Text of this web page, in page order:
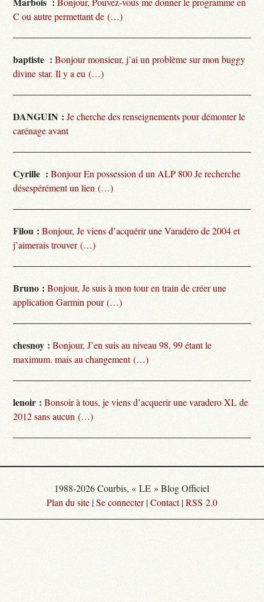
C ou autre permettant de (…)
baptiste : Bonjour monsieur, j’ai un problème sur mon buggy
divine star. Il y a eu (…)
DANGUIN : Je cherche des renseignements pour démonter le
carénage avant
Cyrille : Bonjour En possession d un ALP 800 Je recherche
désespérément un lien (…)
Filou : Bonjour, Je viens d’acquérir une Varadéro de 2004 et
j’aimerais trouver (…)
Bruno : Bonjour, Je suis à mon tour en train de créer une
application Garmin pour (…)
chesnoy : Bonjour, J’en suis au niveau 98, 99 étant le
maximum. mais au changement (…)
lenoir : Bonsoir à tous, je viens d’acquerir une varadero XL de
2012 sans aucun (…)
1988-2026 Courbis, « LE » Blog Officiel
Plan du site |Se connecter|Contact|RSS 2.0